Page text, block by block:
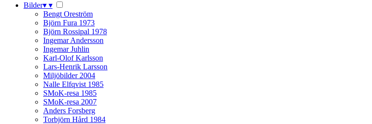
Bilder▾ ▾
Bengt Oreström
Björn Fura 1973
Björn Rossipal 1978
Ingemar Andersson
Ingemar Juhlin
Karl-Olof Karlsson
Lars-Henrik Larsson
Miljöbilder 2004
Nalle Elfqvist 1985
SMoK-resa 1985
SMoK-resa 2007
Anders Forsberg
Torbjörn Hård 1984